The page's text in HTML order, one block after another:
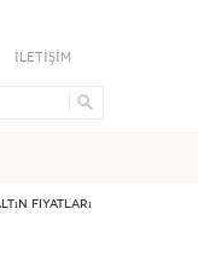
İLETİŞİM
Fiyatları